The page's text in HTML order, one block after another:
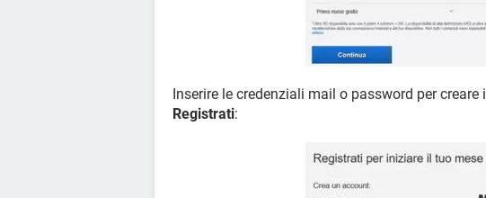
Inserire le credenziali mail o password per
Registrati: